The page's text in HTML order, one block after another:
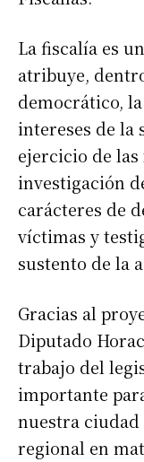
Nombre
Apellidos
Número de
La fiscalía es
atribuye,
democrático,
intereses de la
ejercicio de
investigación
carácteres de
víctimas y
sustento de la
Gracias al
Diputado
trabajo del
importante
nuestra
regional en